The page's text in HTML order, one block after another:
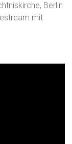
Berlin
mit